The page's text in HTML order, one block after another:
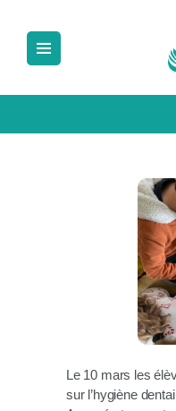
ECOLE SAINTE
Ecole
LA
LA VIE À
NOUS
Le 10 mars les
sur l’hygiène